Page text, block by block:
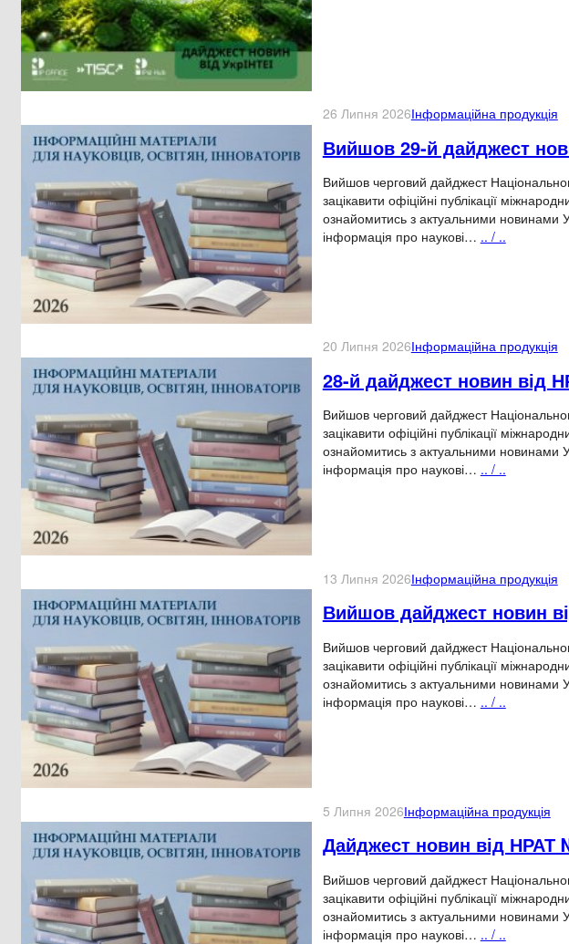
26 Липня 2026Інформаційна продукція
Вийшов 29-й дайджест
Вийшов черговий дайджест
зацікавити офіційні публікації
ознайомитись з актуальними новинами
інформація про наукові… .. / ..
20 Липня 2026Інформаційна продукція
28-й дайджест новин від
Вийшов черговий дайджест
зацікавити офіційні публікації
ознайомитись з актуальними новинами
інформація про наукові… .. / ..
13 Липня 2026Інформаційна продукція
Вийшов дайджест новин
Вийшов черговий дайджест
зацікавити офіційні публікації
ознайомитись з актуальними новинами
інформація про наукові… .. / ..
5 Липня 2026Інформаційна продукція
Дайджест новин від НРАТ
Вийшов черговий дайджест
зацікавити офіційні публікації
ознайомитись з актуальними новинами
інформація про наукові… .. / ..